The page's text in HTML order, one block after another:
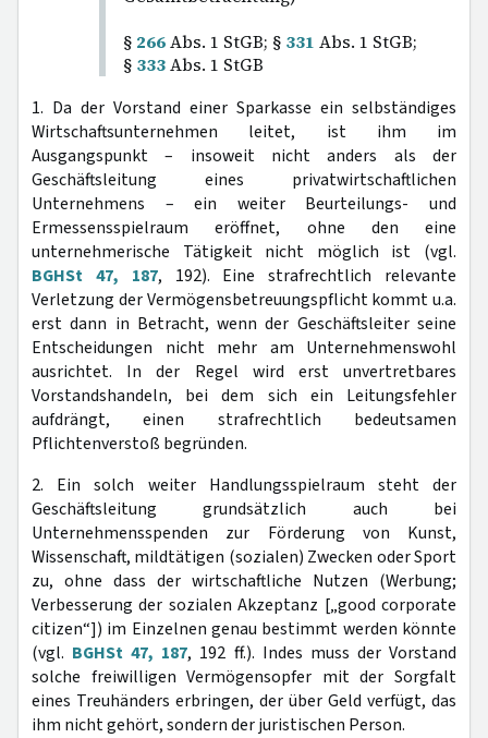
§ 266Abs. 1 StGB; § 331 Abs. 1 StGB;
§ 333Abs. 1 StGB
1. Da der Vorstand einer Sparkasse ein selbständiges
Wirtschaftsunternehmen leitet, ist ihm im
Ausgangspunkt – insoweit nicht anders als der
Geschäftsleitung eines privatwirtschaftlichen
Unternehmens – ein weiter Beurteilungs- und
Ermessensspielraum eröffnet, ohne den eine
unternehmerische Tätigkeit nicht möglich ist (vgl.
BGHSt 47, 187, 192). Eine strafrechtlich relevante
Verletzung der Vermögensbetreuungspflicht kommt u.a.
erst dann in Betracht, wenn der Geschäftsleiter seine
Entscheidungen nicht mehr am Unternehmenswohl
ausrichtet. In der Regel wird erst unvertretbares
Vorstandshandeln, bei dem sich ein Leitungsfehler
aufdrängt, einen strafrechtlich bedeutsamen
Pflichtenverstoß begründen.
2. Ein solch weiter Handlungsspielraum steht der
Geschäftsleitung grundsätzlich auch bei
Unternehmensspenden zur Förderung von Kunst,
Wissenschaft, mildtätigen (sozialen) Zwecken oder Sport
zu, ohne dass der wirtschaftliche Nutzen (Werbung;
Verbesserung der sozialen Akzeptanz [„good corporate
citizen“]) im Einzelnen genau bestimmt werden könnte
(vgl. BGHSt 47, 187, 192 ff.). Indes muss der Vorstand
solche freiwilligen Vermögensopfer mit der Sorgfalt
eines Treuhänders erbringen, der über Geld verfügt, das
ihm nicht gehört, sondern der juristischen Person.